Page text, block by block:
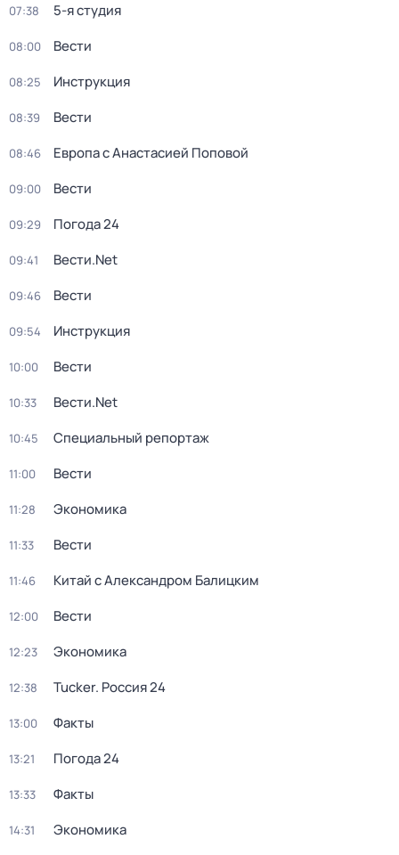
07:38 5-я студия
08:00 Вести
08:25 Инструкция
08:39 Вести
08:46 Европа с Анастасией Поповой
09:00 Вести
09:29 Погода 24
09:41 Вести.Net
09:46 Вести
09:54 Инструкция
10:00 Вести
10:33 Вести.Net
10:45 Специальный репортаж
11:00 Вести
11:28 Экономика
11:33 Вести
11:46 Китай с Александром Балицким
12:00 Вести
12:23 Экономика
12:38 Tucker. Россия 24
13:00 Факты
13:21 Погода 24
13:33 Факты
14:31 Экономика